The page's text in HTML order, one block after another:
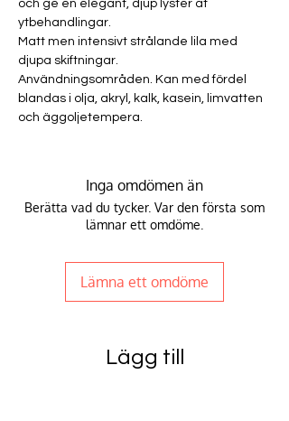
och ge en elegant, djup lyster åt
ytbehandlingar.
Matt men intensivt strålande lila med
djupa skiftningar.
Användningsområden. Kan med fördel
blandas i olja, akryl, kalk, kasein, limvatten
och äggoljetempera.
Inga omdömen än
Berätta vad du tycker. Var den första som
lämnar ett omdöme.
Lämna ett omdöme
Lägg till